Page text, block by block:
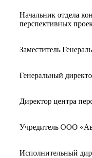
Начальник отдела
перспективных
Заместитель
Генеральный
Директор центра
Учредитель ООО
Исполнительный